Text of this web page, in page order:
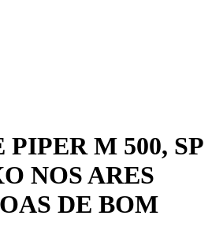
M 500, SP
NOS ARES
DE BOM